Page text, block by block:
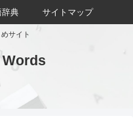
サイト
辞典 サイトマップ